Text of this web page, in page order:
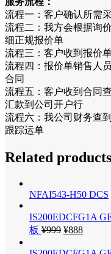
流程一：客户确认所需
流程二：我方会根据询
细正规报价单
流程三：客户收到报价
流程四：报价单销售人
合同
流程五：客户收到合同
汇款到公司开户行
流程六：我公司财务查
跟踪运单
Related products
NFAI543-H50 DCS
IS200EDCFG1A
板 ¥999 ¥888